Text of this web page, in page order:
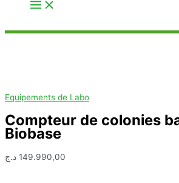
Equipements de Labo
Compteur de colonies
Biobase
149.990,00 د.ج